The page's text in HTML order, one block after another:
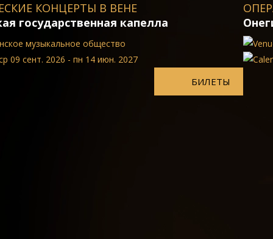
ОПЕРА И БАЛЕТ В ВЕНЕ
Онегин Балет
Bенская Госудаpственная
ср 09 сент. 2026 - пн 14